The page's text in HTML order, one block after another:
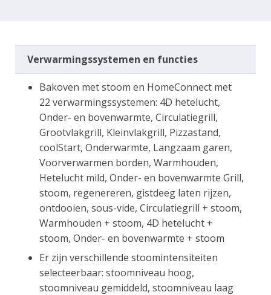
Verwarmingssystemen en functies
Bakoven met stoom en HomeConnect met
22 verwarmingssystemen: 4D hetelucht,
Onder- en bovenwarmte, Circulatiegrill,
Grootvlakgrill, Kleinvlakgrill, Pizzastand,
coolStart, Onderwarmte, Langzaam garen,
Voorverwarmen borden, Warmhouden,
Hetelucht mild, Onder- en bovenwarmte Grill,
stoom, regenereren, gistdeeg laten rijzen,
ontdooien, sous-vide, Circulatiegrill + stoom,
Warmhouden + stoom, 4D hetelucht +
stoom, Onder- en bovenwarmte + stoom
Er zijn verschillende stoomintensiteiten
selecteerbaar: stoomniveau hoog,
stoomniveau gemiddeld, stoomniveau laag